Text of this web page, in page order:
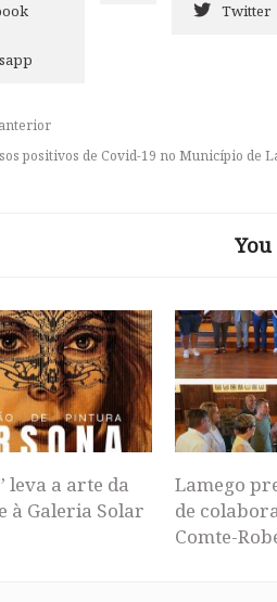
Twitter
positivos de Covid-19 no Município de
leva a arte da
à Galeria Solar
Lamego
de
Comte-